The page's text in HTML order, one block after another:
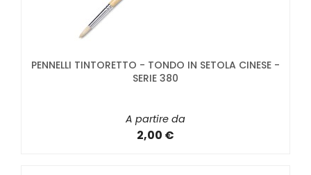
PENNELLI TINTORETTO - TONDO IN SETOLA CINESE -
SERIE 380
A partire da
2,00 €